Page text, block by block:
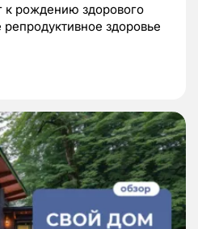
к рождению здорового
здоровье